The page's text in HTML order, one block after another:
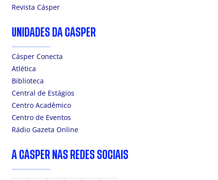
Revista Cásper
UNIDADES DA CÁSPER
Cásper Conecta
Atlética
Biblioteca
Central de Estágios
Centro Acadêmico
Centro de Eventos
Rádio Gazeta Online
A CÁSPER NAS REDES SOCIAIS